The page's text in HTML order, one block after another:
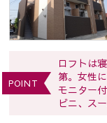
POINT
ロフトは
第。女性
モニター
ビニ、ス